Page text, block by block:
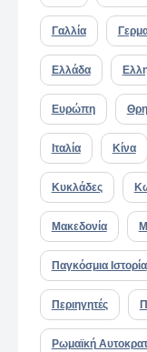
Γαλλία
Ελλάδα
Ευρώπη
Ιταλία Κίνα
Κυκλάδες
Μακεδονία
Παγκόσμια Ιστορία
Περιηγητές
Ρωμαϊκή